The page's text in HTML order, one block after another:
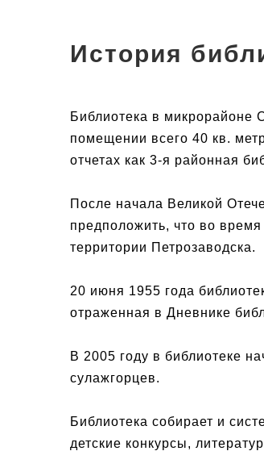
История
Библиотека в микрорайоне
помещении всего 40 кв.
отчетах как 3-я районная
После начала Великой
предположить, что во
территории Петрозаводска.
20 июня 1955 года
отраженная в Дневнике
В 2005 году в библиотеке
сулажгорцев.
Библиотека собирает и
детские конкурсы,